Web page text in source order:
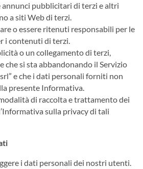
pubblicitari di terzi e altri
a siti Web di terzi.
o essere ritenuti responsabili per le
i contenuti di terzi.
o un collegamento di terzi,
che si sta abbandonando il Servizio
e che i dati personali forniti non
presente Informativa.
di raccolta e trattamento dei
sulla privacy di tali
i dati personali dei nostri utenti.